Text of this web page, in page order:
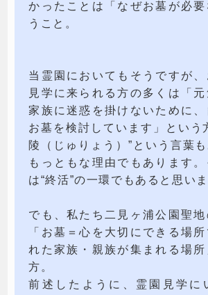
かったことは「なぜお墓が必
うこと。
当霊園においてもそうですが
見学に来られる方の多くは「元
家族に迷惑を掛けないために
お墓を検討しています」という
陵（じゅりょう）”という言葉も
もっともな理由でもあります
は“終活”の一環でもあると思いま
でも、私たち二見ヶ浦公園聖
「お墓＝心を大切にできる場
れた家族・親族が集まれる場所
方。
前述したように、霊園見学に